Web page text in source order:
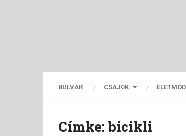
BULVÁR CSAJOK ÉLETMÓD
Címke: bicikli